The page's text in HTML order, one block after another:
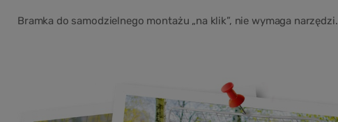
Bramka do samodzielnego montażu „na klik”, nie wymaga narzędzi.